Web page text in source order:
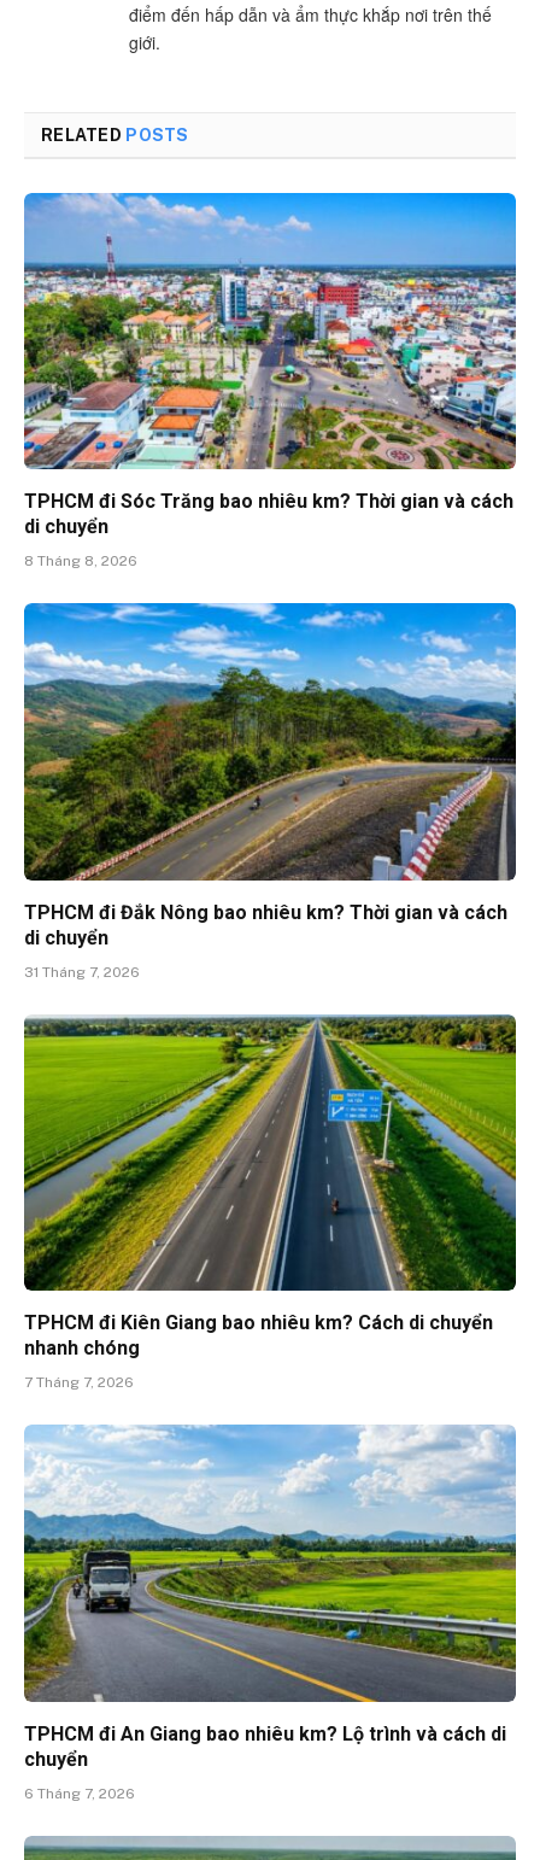
điểm đến hấp dẫn và ẩm thực khắp nơi trên thế
giới.
RELATED POSTS
TPHCM đi Sóc Trăng bao nhiêu km? Thời gian và cách
di chuyển
8 Tháng 8, 2026
TPHCM đi Đắk Nông bao nhiêu km? Thời gian và cách
di chuyển
31 Tháng 7, 2026
TPHCM đi Kiên Giang bao nhiêu km? Cách di chuyển
nhanh chóng
7 Tháng 7, 2026
TPHCM đi An Giang bao nhiêu km? Lộ trình và cách di
chuyển
6 Tháng 7, 2026